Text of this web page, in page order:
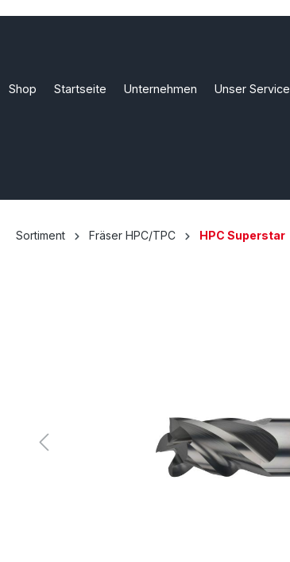
Shop Startseite Unternehmen Unser Service
Sortiment Fräser HPC/TPC HPC Superstar